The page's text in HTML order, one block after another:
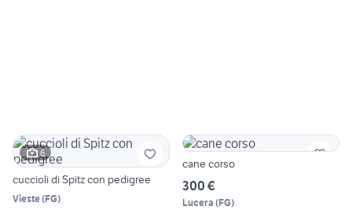
6
cuccioli di Spitz con pedigree
Vieste(FG)
cane corso
300 €
Lucera (FG)